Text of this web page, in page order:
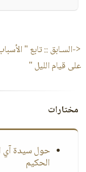
<-السـابق ::تابع "
على قيام الليل "
مختارات
حول سيدة آي
الحكيم